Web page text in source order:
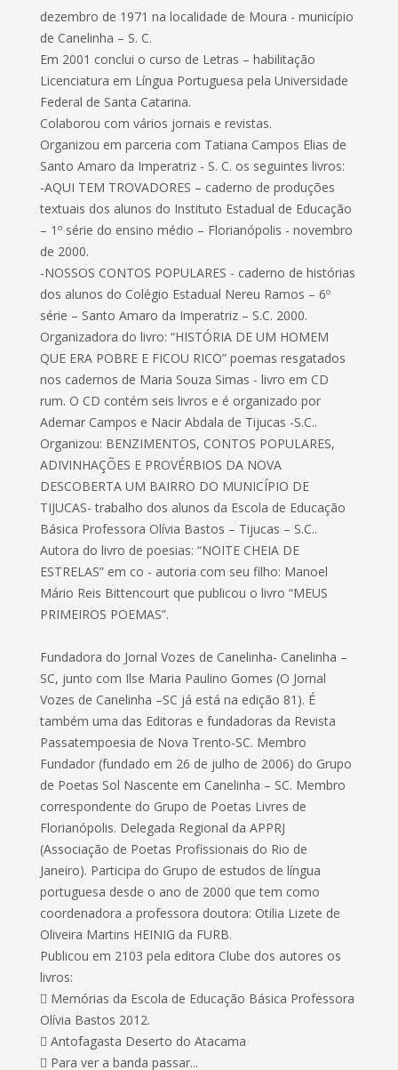
dezembro de 1971 na localidade de Moura - município
de Canelinha – S. C.
Em 2001 conclui o curso de Letras – habilitação
Licenciatura em Língua Portuguesa pela Universidade
Federal de Santa Catarina.
Colaborou com vários jornais e revistas.
Organizou em parceria com Tatiana Campos Elias de
Santo Amaro da Imperatriz - S. C. os seguintes livros:
-AQUI TEM TROVADORES – caderno de produções
textuais dos alunos do Instituto Estadual de Educação
– 1º série do ensino médio – Florianópolis - novembro
de 2000.
-NOSSOS CONTOS POPULARES - caderno de histórias
dos alunos do Colégio Estadual Nereu Ramos – 6º
série – Santo Amaro da Imperatriz – S.C. 2000.
Organizadora do livro: “HISTÓRIA DE UM HOMEM
QUE ERA POBRE E FICOU RICO” poemas resgatados
nos cadernos de Maria Souza Simas - livro em CD
rum. O CD contém seis livros e é organizado por
Ademar Campos e Nacir Abdala de Tijucas -S.C..
Organizou: BENZIMENTOS, CONTOS POPULARES,
ADIVINHAÇÕES E PROVÉRBIOS DA NOVA
DESCOBERTA UM BAIRRO DO MUNICÍPIO DE
TIJUCAS- trabalho dos alunos da Escola de Educação
Básica Professora Olívia Bastos – Tijucas – S.C..
Autora do livro de poesias: “NOITE CHEIA DE
ESTRELAS” em co - autoria com seu filho: Manoel
Mário Reis Bittencourt que publicou o livro “MEUS
PRIMEIROS POEMAS”.
Fundadora do Jornal Vozes de Canelinha- Canelinha –
SC, junto com Ilse Maria Paulino Gomes (O Jornal
Vozes de Canelinha –SC já está na edição 81). É
também uma das Editoras e fundadoras da Revista
Passatempoesia de Nova Trento-SC. Membro
Fundador (fundado em 26 de julho de 2006) do Grupo
de Poetas Sol Nascente em Canelinha – SC. Membro
correspondente do Grupo de Poetas Livres de
Florianópolis. Delegada Regional da APPRJ
(Associação de Poetas Profissionais do Rio de
Janeiro). Participa do Grupo de estudos de língua
portuguesa desde o ano de 2000 que tem como
coordenadora a professora doutora: Otilia Lizete de
Oliveira Martins HEINIG da FURB.
Publicou em 2103 pela editora Clube dos autores os
livros:
 Memórias da Escola de Educação Básica Professora
Olívia Bastos 2012.
 Antofagasta Deserto do Atacama
 Para ver a banda passar...